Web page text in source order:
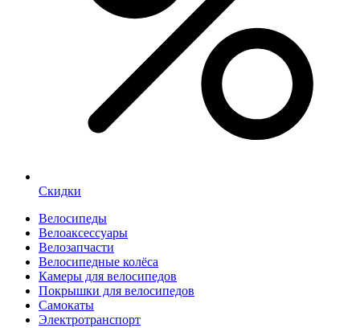
Скидки
Велосипеды
Велоаксессуары
Велозапчасти
Велосипедные колёса
Камеры для велосипедов
Покрышки для велосипедов
Самокаты
Электротранспорт